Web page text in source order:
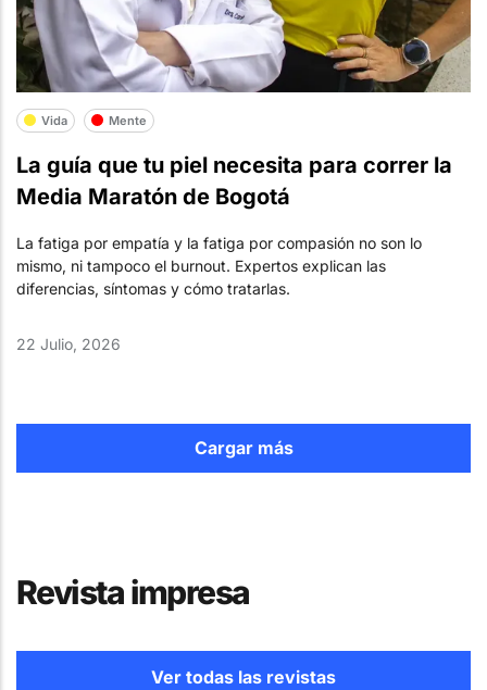
Vida Mente
La guía que tu piel necesita para correr la
Media Maratón de Bogotá
La fatiga por empatía y la fatiga por compasión no son lo
mismo, ni tampoco el burnout. Expertos explican las
diferencias, síntomas y cómo tratarlas.
22 Julio, 2026
Cargar más
Revista impresa
Ver todas las revistas